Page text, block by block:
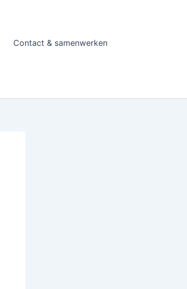
Contact & samenwerken